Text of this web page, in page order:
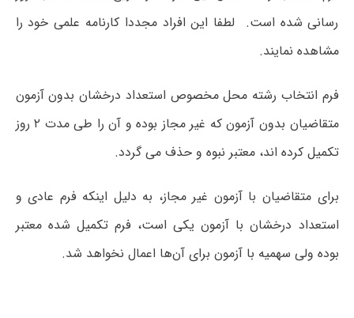
رسانی شده است. لطفا این افراد مجددا کارنامه علمی خود را
مشاهده نمایند.
فرم انتخاب رشته محل مخصوص استعداد درخشان بدون آزمون
متقاضیان بدون آزمون که غیر مجاز بوده و آن را طی مدت ۲ روز
تکمیل کرده اند، معتبر نبوه و حذف می گردد.
برای متقاضیان با آزمون غیر مجاز، به دلیل اینکه فرم عادی و
استعداد درخشان با آزمون یکی است، فرم تکمیل شده معتبر
بوده ولی سهمیه با آزمون برای آن‌ها اعمال نخواهد شد.